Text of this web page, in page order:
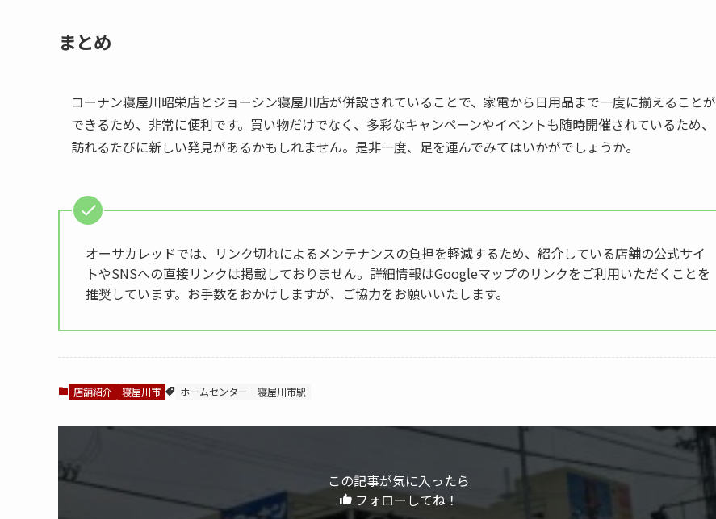
まとめ
コーナン寝屋川昭栄店とジョーシン寝屋川店が併設されていることで、家電から日用品まで一度に揃えることが
できるため、非常に便利です。買い物だけでなく、多彩なキャンペーンやイベントも随時開催されているため、
訪れるたびに新しい発見があるかもしれません。是非一度、足を運んでみてはいかがでしょうか。
オーサカレッドでは、リンク切れによるメンテナンスの負担を軽減するため、紹介している店舗の公式サイ
トやSNSへの直接リンクは掲載しておりません。詳細情報はGoogleマップのリンクをご利用いただくことを
推奨しています。お手数をおかけしますが、ご協力をお願いいたします。
店舗紹介 寝屋川市 ホームセンター 寝屋川市駅
この記事が気に入ったら
フォローしてね！